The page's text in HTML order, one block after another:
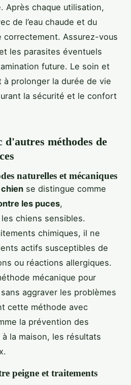
Après chaque utilisation,
de l’eau chaude et du
correctement. Assurez-vous
les parasites éventuels
future. Le soin et
à prolonger la durée de vie
la sécurité et le confort
d'autres méthodes de
naturelles et mécaniques
se distingue comme
les puces,
chiens sensibles.
chimiques, il ne
actifs susceptibles de
ou réactions allergiques.
mécanique pour
aggraver les problèmes
cette méthode avec
la prévention des
la maison, les résultats
peigne et traitements